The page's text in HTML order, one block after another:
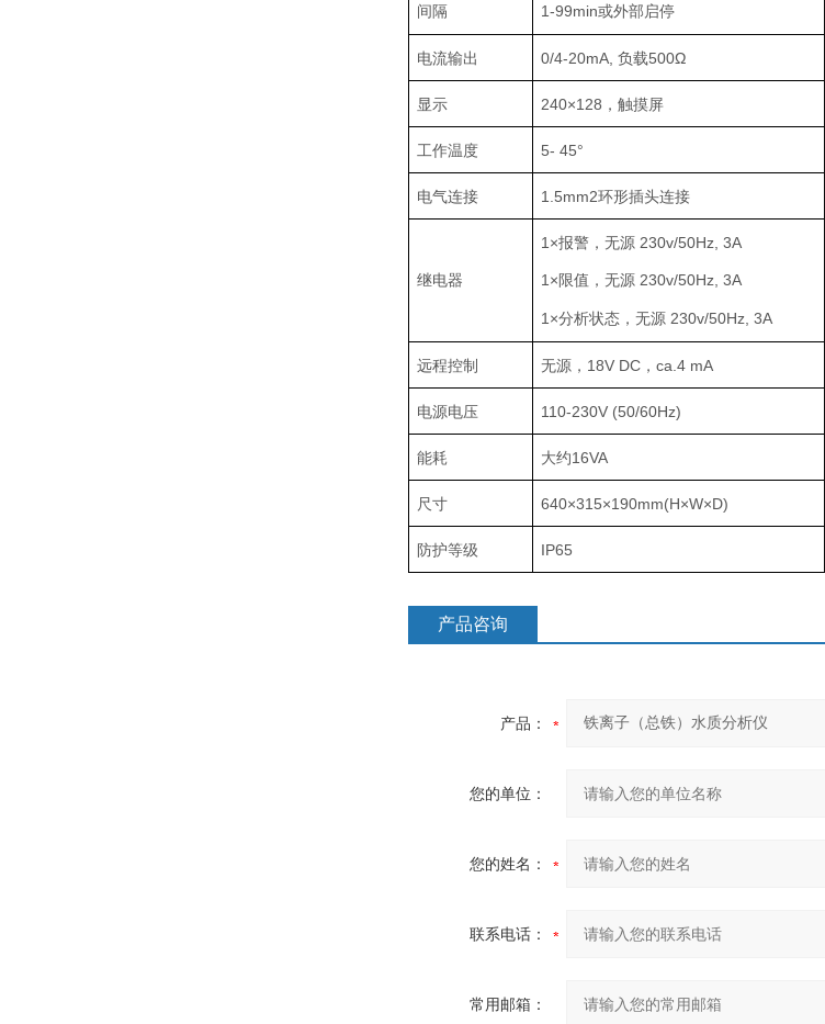
间隔 1-99min或外部启停
电流输出 0/4-20mA, 负载500Ω
显示 240×128，触摸屏
工作温度 5- 45°
电气连接 1.5mm2环形插头连接
继电器
1×报警，无源 230v/50Hz, 3A
1×限值，无源 230v/50Hz, 3A
1×分析状态，无源 230v/50Hz, 3A
远程控制 无源，18V DC，ca.4 mA
电源电压 110-230V (50/60Hz)
能耗 大约16VA
尺寸 640×315×190mm(H×W×D)
防护等级 IP65
产品咨询
产品：
您的单位：
您的姓名：
联系电话：
常用邮箱：